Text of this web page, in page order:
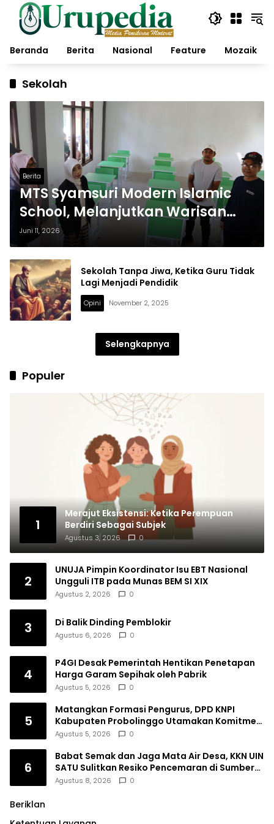
Langsung
konten
Beranda
Berita Nasional Feature Mozaik
Sekolah
Berita
MTS Syamsuri Modern Islamic
School, Melanjutkan Warisan
Pendidikan Islam dengan
Semangat Inovasi
Juni 11, 2026
Sekolah Tanpa Jiwa, Ketika Guru Tidak
Lagi Menjadi Pendidik
Opini November 2, 2025
Selengkapnya
Populer
1
Merajut Eksistensi: Ketika Perempuan
Berdiri Sebagai Subjek
Agustus 3, 2026 0
2
UNUJA Pimpin Koordinator Isu EBT Nasional
Ungguli ITB pada Munas BEM SI XIX
Agustus 2, 2026 0
3 Di Balik Dinding Pemblokir
Agustus 6, 2026 0
4
P4GI Desak Pemerintah Hentikan Penetapan
Harga Garam Sepihak oleh Pabrik
Agustus 5, 2026 0
5
Matangkan Formasi Pengurus, DPD KNPI
Kabupaten Probolinggo Utamakan Komitmen
dan Kinerja
Agustus 5, 2026 0
6
Babat Semak dan Jaga Mata Air Desa, KKN UIN
SATU Sulitkan Resiko Pencemaran di Sumber
Ngumbul
Agustus 8, 2026 0
Beriklan